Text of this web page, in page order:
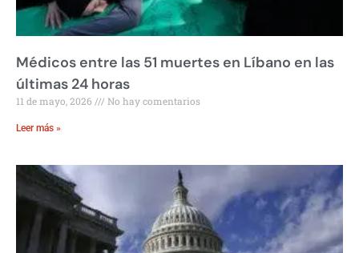
Médicos entre las 51 muertes en Líbano en las
últimas 24 horas
11 de mayo, 2026 No hay comentarios
Leer más »